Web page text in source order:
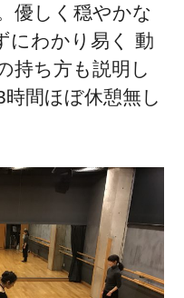
優しく穏やかな
にわかり易く 動
持ち方も説明し
間ほぼ休憩無し